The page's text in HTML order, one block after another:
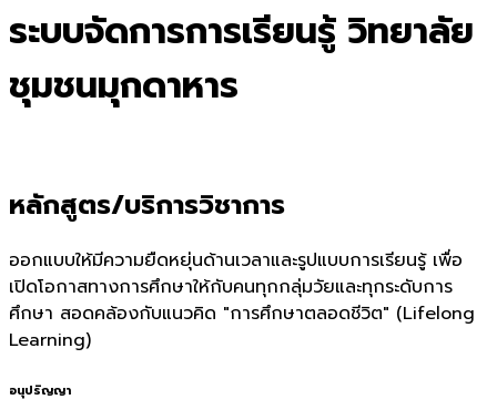
ระบบจัดการการเรียนรู้ วิทยาลัย
ชุมชนมุกดาหาร
หลักสูตร/บริการวิชาการ
ออกแบบให้มีความยืดหยุ่นด้านเวลาและรูปแบบการเรียนรู้ เพื่อ
เปิดโอกาสทางการศึกษาให้กับคนทุกกลุ่มวัยและทุกระดับการ
ศึกษา สอดคล้องกับแนวคิด "การศึกษาตลอดชีวิต" (Lifelong
Learning)
อนุปริญญา